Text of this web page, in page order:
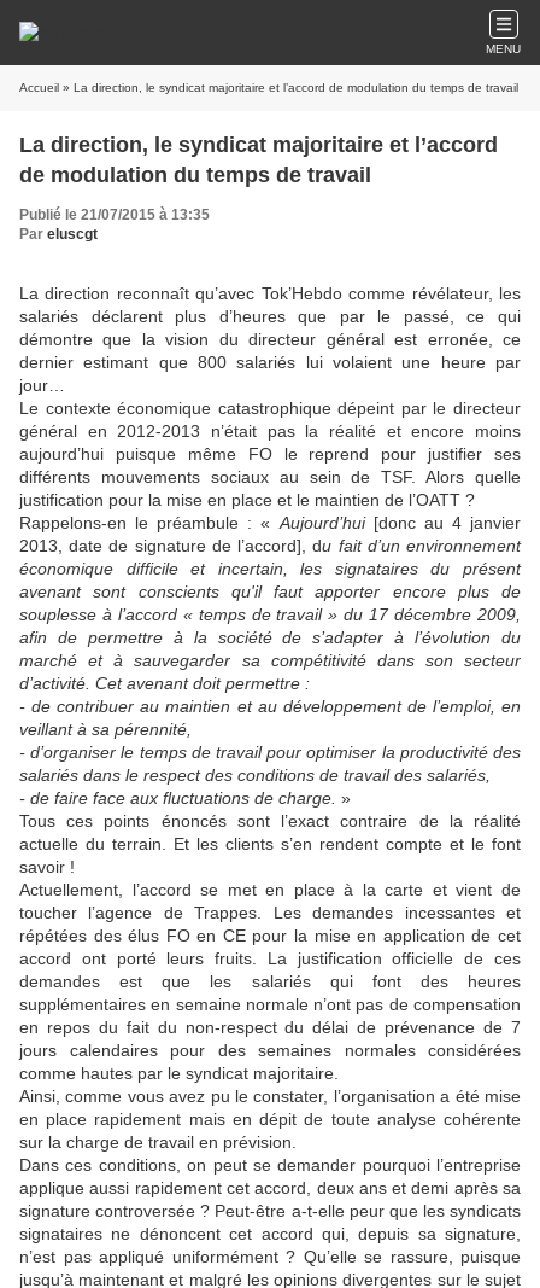
MENU
Accueil » La direction, le syndicat majoritaire et l’accord de modulation du temps de travail
La direction, le syndicat majoritaire et l’accord
de modulation du temps de travail
Publié le 21/07/2015 à 13:35
Par eluscgt
La direction reconnaît qu’avec Tok’Hebdo comme révélateur, les
salariés déclarent plus d’heures que par le passé, ce qui
démontre que la vision du directeur général est erronée, ce
dernier estimant que 800 salariés lui volaient une heure par
jour…
Le contexte économique catastrophique dépeint par le directeur
général en 2012-2013 n’était pas la réalité et encore moins
aujourd’hui puisque même FO le reprend pour justifier ses
différents mouvements sociaux au sein de TSF. Alors quelle
justification pour la mise en place et le maintien de l’OATT ?
Rappelons-en le préambule : « Aujourd’hui[donc au 4 janvier
2013, date de signature de l’accord], du fait d’un environnement
économique difficile et incertain, les signataires du présent
avenant sont conscients qu'il faut apporter encore plus de
souplesse à l’accord « temps de travail » du 17 décembre 2009,
afin de permettre à la société de s’adapter à l’évolution du
marché et à sauvegarder sa compétitivité dans son secteur
d’activité. Cet avenant doit permettre :
- de contribuer au maintien et au développement de l’emploi, en
veillant à sa pérennité,
- d’organiser le temps de travail pour optimiser la productivité des
salariés dans le respect des conditions de travail des salariés,
- de faire face aux fluctuations de charge. »
Tous ces points énoncés sont l’exact contraire de la réalité
actuelle du terrain. Et les clients s’en rendent compte et le font
savoir !
Actuellement, l’accord se met en place à la carte et vient de
toucher l’agence de Trappes. Les demandes incessantes et
répétées des élus FO en CE pour la mise en application de cet
accord ont porté leurs fruits. La justification officielle de ces
demandes est que les salariés qui font des heures
supplémentaires en semaine normale n’ont pas de compensation
en repos du fait du non-respect du délai de prévenance de 7
jours calendaires pour des semaines normales considérées
comme hautes par le syndicat majoritaire.
Ainsi, comme vous avez pu le constater, l’organisation a été mise
en place rapidement mais en dépit de toute analyse cohérente
sur la charge de travail en prévision.
Dans ces conditions, on peut se demander pourquoi l’entreprise
applique aussi rapidement cet accord, deux ans et demi après sa
signature controversée ? Peut-être a-t-elle peur que les syndicats
signataires ne dénoncent cet accord qui, depuis sa signature,
n’est pas appliqué uniformément ? Qu’elle se rassure, puisque
jusqu’à maintenant et malgré les opinions divergentes sur le sujet